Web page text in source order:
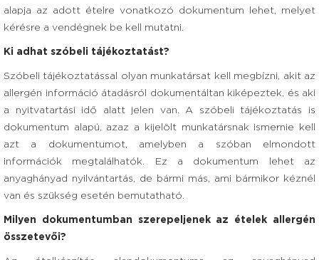
alapja az adott ételre vonatkozó dokumentum lehet, melyet
kérésre a vendégnek be kell mutatni.
Ki adhat szóbeli tájékoztatást?
Szóbeli tájékoztatással olyan munkatársat kell megbízni, akit az
allergén információ átadásról dokumentáltan kiképeztek, és aki
a nyitvatartási idő alatt jelen van. A szóbeli tájékoztatás is
dokumentum alapú, azaz a kijelölt munkatársnak ismernie kell
azt a dokumentumot, amelyben a szóban elmondott
információk megtalálhatók. Ez a dokumentum lehet az
anyaghányad nyilvántartás, de bármi más, ami bármikor kéznél
van és szükség esetén bemutatható.
Milyen dokumentumban szerepeljenek az ételek allergén
összetevői?